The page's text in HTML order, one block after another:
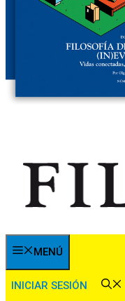
MENÚ
INICIAR SESIÓN